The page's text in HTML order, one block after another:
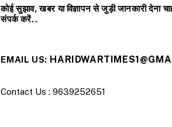
कोई सुझाव, खबर या विज्ञापन से जुड़ी जानकारी देना
संपर्क करें..
EMAIL US:
Contact Us : 9639252651